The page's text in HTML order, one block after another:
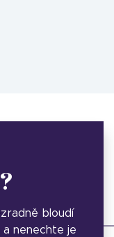
bloudí
nenechte je